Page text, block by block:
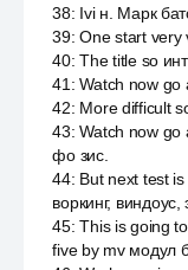
38: Ivi н. Марк
39:One start very
40:The title so
41 :Watch now go
42: More difficult
43:Watch now go
фо зис.
44: But next test
воркинг,
45:This is going
five by mv модул